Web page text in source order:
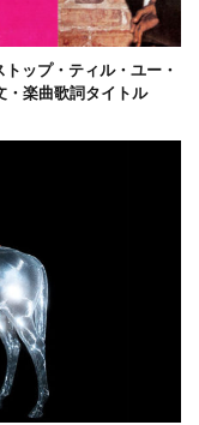
ップ・ティル・ユー・
・楽曲歌詞タイトル